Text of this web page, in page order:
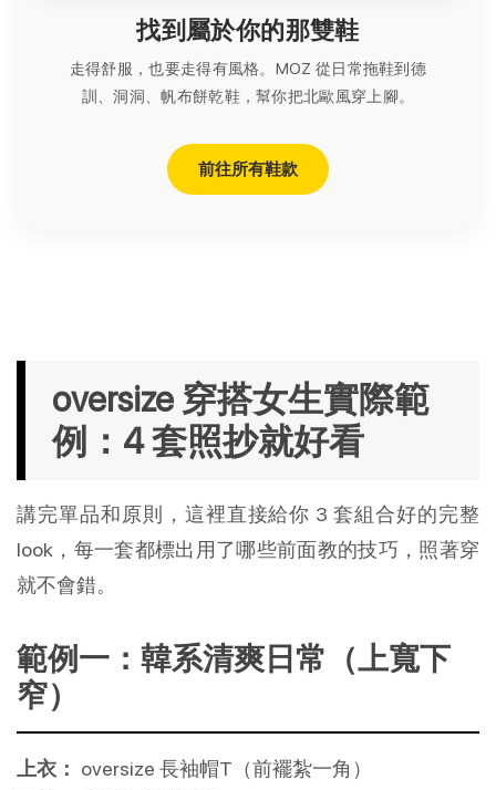
找到屬於你的那雙鞋
走得舒服，也要走得有風格。MOZ 從日常拖鞋到德
訓、洞洞、帆布餅乾鞋，幫你把北歐風穿上腳。
前往所有鞋款
oversize 穿搭女生實際範
例：4 套照抄就好看
講完單品和原則，這裡直接給你 3 套組合好的完整
look，每一套都標出用了哪些前面教的技巧，照著穿
就不會錯。
範例一：韓系清爽日常（上寬下
窄）
上衣： oversize 長袖帽T（前襬紮一角）